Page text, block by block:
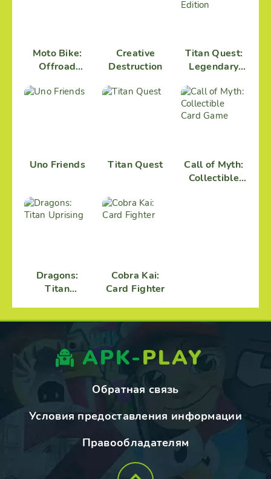
Moto Bike:
Offroad
Creative
Destruction
Titan Quest:
Legendary
Uno Friends Titan Quest
Call of Myth:
Collectible
Dragons:
Titan
Cobra Kai:
Card Fighter
APK-PLAY
Обратная связь
Условия предоставления информации
Правообладателям